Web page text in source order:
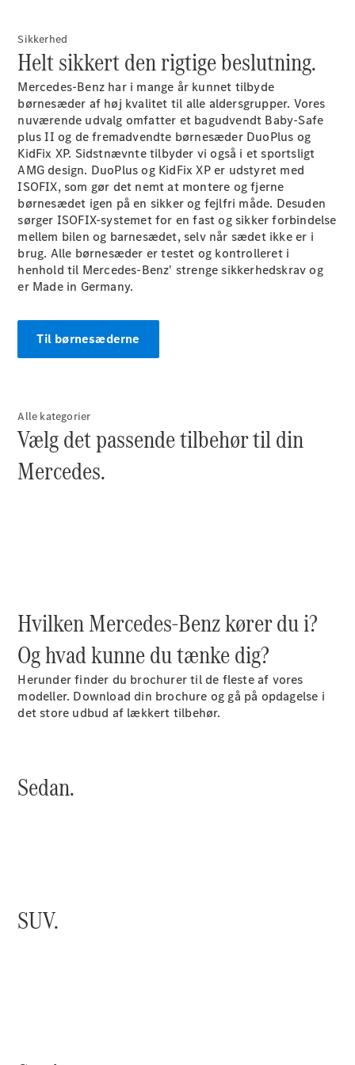
Benz Online
Showroom
Coupé
Alle Coupés
CLE Coupé
Mercedes-
AMG GT
Coupé
Mercedes-
AMG GT
coupé
Elektrisk
Konfigurator
Showroom
Cabriolet / Roadster
Cabriolets /
Roadsters
CLE
Cabriolet
Mercedes-
AMG SL
Roadster
Benz Online
Sikkerhed
Helt sikkert den rigtige beslutning.
Mercedes-Benz har i mange år kunnet tilbyde
børnesæder af høj kvalitet til alle aldersgrupper. Vores
nuværende udvalg omfatter et bagudvendt Baby-Safe
plus II og de fremadvendte børnesæder DuoPlus og
KidFix XP. Sidstnævnte tilbyder vi også i et sportsligt
AMG design. DuoPlus og KidFix XP er udstyret med
ISOFIX, som gør det nemt at montere og fjerne
børnesædet igen på en sikker og fejlfri måde. Desuden
sørger ISOFIX-systemet for en fast og sikker forbindelse
mellem bilen og barnesædet, selv når sædet ikke er i
brug. Alle børnesæder er testet og kontrolleret i
henhold til Mercedes-Benz' strenge sikkerhedskrav og
er Made in Germany.
Til børnesæderne
Alle kategorier
Vælg det passende tilbehør til din
Mercedes.
Hvilken Mercedes-Benz kører du i?
Og hvad kunne du tænke dig?
Herunder finder du brochurer til de fleste af vores
modeller. Download din brochure og gå på opdagelse i
det store udbud af lækkert tilbehør.
Sedan.
SUV.